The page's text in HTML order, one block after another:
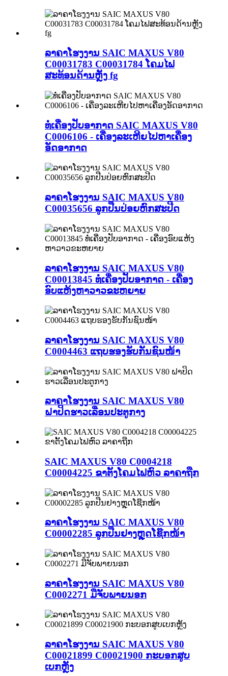
ລາຄາໂຮງງານ SAIC MAXUS V80
C00031783 C00031784 ໂຄມໄຟ
ສະທ້ອນດ້ານຫຼັງ fg
ທໍ່ເຄື່ອງປັບອາກາດ SAIC MAXUS V80
C0006106 - ເຄື່ອງລະເຫີຍໄປຫາເຄື່ອງ
ອັດອາກາດ
ລາຄາໂຮງງານ SAIC MAXUS V80
C00035656 ລູກປືນປ່ອຍຫົກສະປີດ
ລາຄາໂຮງງານ SAIC MAXUS V80
C00013845 ທໍ່ເຄື່ອງປັບອາກາດ - ເຄື່ອງ
ອົບແຫ້ງຫາວາວຂະຫຍາຍ
ລາຄາໂຮງງານ SAIC MAXUS V80
C0004463 ແຖບຮອງຮັບກັນຊົນໜ້າ
ລາຄາໂຮງງານ SAIC MAXUS V80
ຝາປິດຮາວເລື່ອນປະຕູກາງ
SAIC MAXUS V80 C0004218
C00004225 ຂາຕັ້ງໂຄມໄຟຫົວ ລາຄາຖືກ
ລາຄາໂຮງງານ SAIC MAXUS V80
C00002285 ລູກປືນຢາງຫຼຸດໂຊ໊ກໜ້າ
ລາຄາໂຮງງານ SAIC MAXUS V80
C0002271 ມືຈັບພາຍນອກ
ລາຄາໂຮງງານ SAIC MAXUS V80
C00021899 C00021900 ກະບອກສູບ
ເບກຫຼັງ